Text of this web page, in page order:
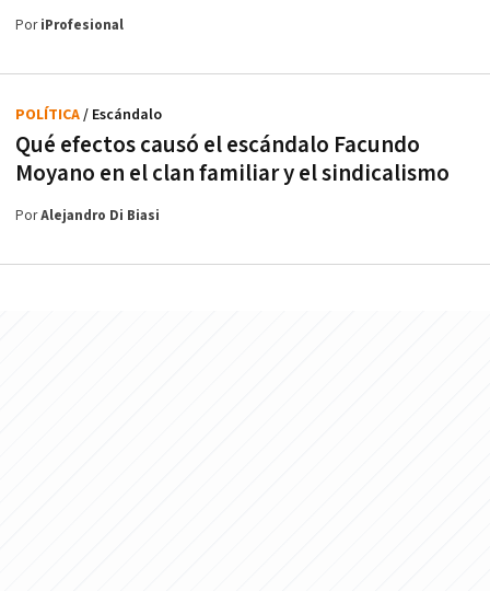
PoriProfesional
Qué efectos causó el escándalo Facundo
Moyano en el clan familiar y el sindicalismo
POLÍTICA/ Escándalo
PorAlejandro Di Biasi